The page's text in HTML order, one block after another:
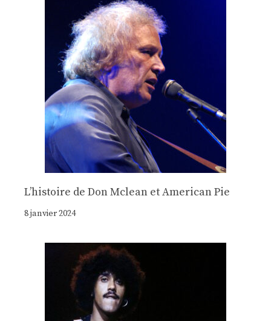
Lʼhistoire de Don Mclean et American Pie
8 janvier 2024